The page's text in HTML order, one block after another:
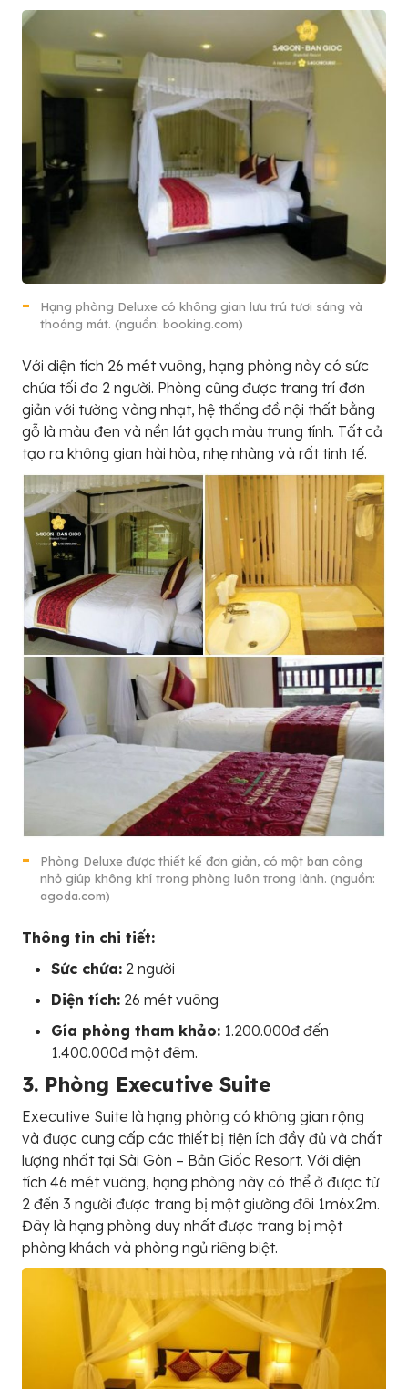
Hạng phòng Deluxe có không gian lưu trú tươi sáng và
thoáng mát. (nguồn: booking.com)
Với diện tích 26 mét vuông, hạng phòng này có sức
chứa tối đa 2 người. Phòng cũng được trang trí đơn
giản với tường vàng nhạt, hệ thống đồ nội thất bằng
gỗ là màu đen và nền lát gạch màu trung tính. Tất cả
tạo ra không gian hài hòa, nhẹ nhàng và rất tinh tế.
Phòng Deluxe được thiết kế đơn giản, có một ban công
nhỏ giúp không khí trong phòng luôn trong lành. (nguồn:
agoda.com)
Thông tin chi tiết:
Sức chứa: 2 người
Diện tích: 26 mét vuông
Gía phòng tham khảo: 1.200.000đ đến
1.400.000đ một đêm.
3. Phòng Executive Suite
Executive Suite là hạng phòng có không gian rộng
và được cung cấp các thiết bị tiện ích đầy đủ và chất
lượng nhất tại Sài Gòn – Bản Giốc Resort. Với diện
tích 46 mét vuông, hạng phòng này có thể ở được từ
2 đến 3 người được trang bị một giường đôi 1m6x2m.
Đây là hạng phòng duy nhất được trang bị một
phòng khách và phòng ngủ riêng biệt.